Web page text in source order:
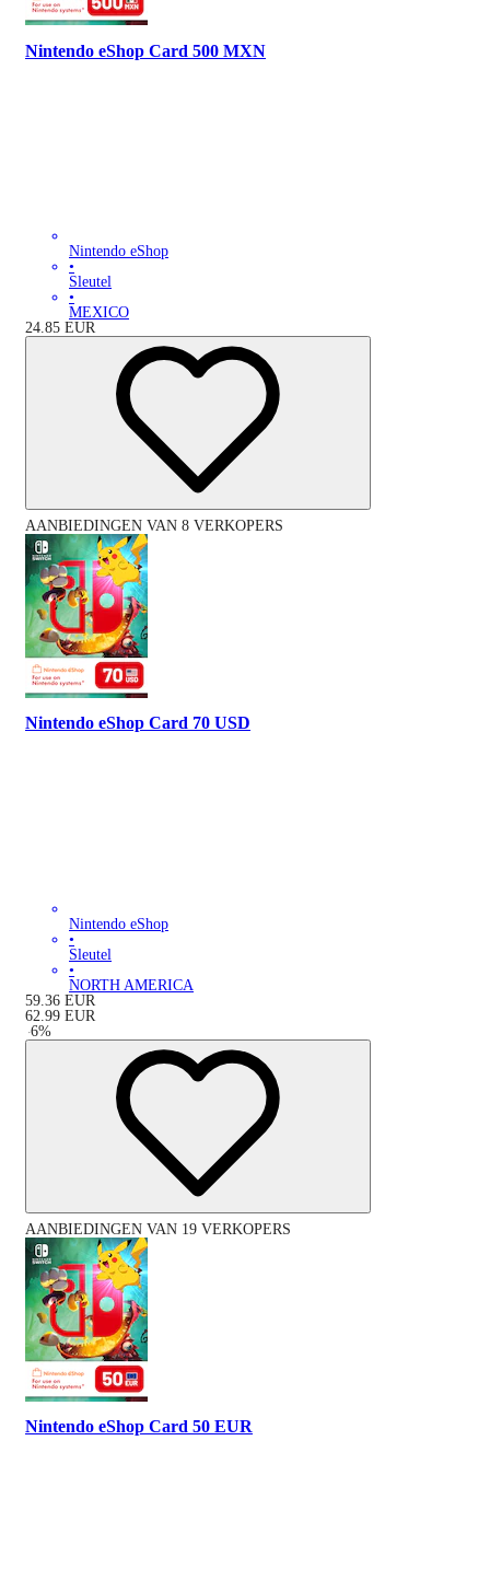
Nintendo eShop Card 500 MXN
Nintendo eShop
•
Sleutel
•
MEXICO
24.85 EUR
AANBIEDINGEN VAN 8 VERKOPERS
Nintendo eShop Card 70 USD
Nintendo eShop
•
Sleutel
•
NORTH AMERICA
59.36 EUR
62.99 EUR
-6%
AANBIEDINGEN VAN 19 VERKOPERS
Nintendo eShop Card 50 EUR